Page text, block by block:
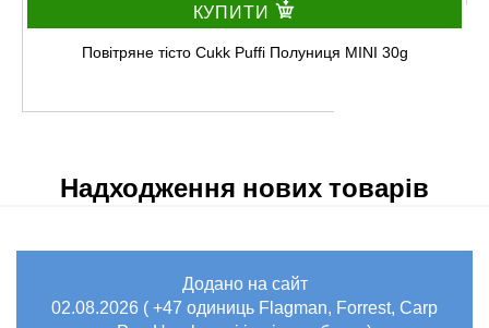
КУПИТИ
Повітряне тісто Cukk Puffi Полуниця MINI 30g
#0268
Надходження нових товарів
Додано на сайт
02.08.2026 ( +47 одиниць Flagman, Forrest, Carp